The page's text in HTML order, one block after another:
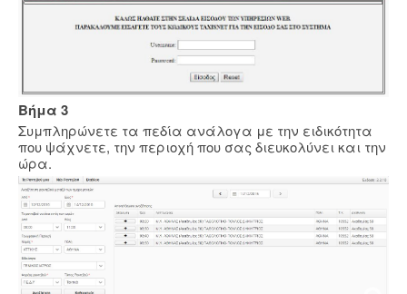
Βήμα 3
Συμπληρώνετε τα πεδία ανάλογα με την ειδικότητα
που ψάχνετε, την περιοχή που σας διευκολύνει και την
ώρα.